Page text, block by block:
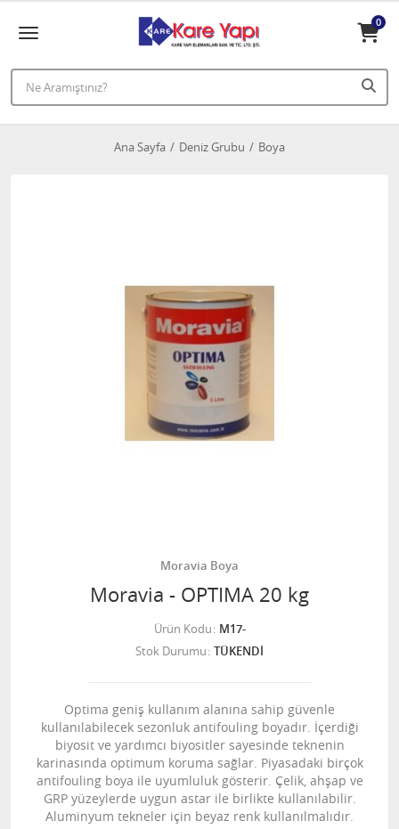
0
Ana Sayfa Deniz Grubu Boya
Moravia Boya
Moravia - OPTIMA 20 kg
Ürün Kodu M17-
Stok Durumu TÜKENDİ
Optima geniş kullanım alanına sahip güvenle
kullanılabilecek sezonluk antifouling boyadır. İçerdiği
biyosit ve yardımcı biyositler sayesinde teknenin
karinasında optimum koruma sağlar. Piyasadaki birçok
antifouling boya ile uyumluluk gösterir. Çelik, ahşap ve
GRP yüzeylerde uygun astar ile birlikte kullanılabilir.
Aluminyum tekneler için beyaz renk kullanılmalıdır.